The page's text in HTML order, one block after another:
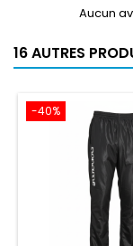
Aucun
16 AUTRES
-40%